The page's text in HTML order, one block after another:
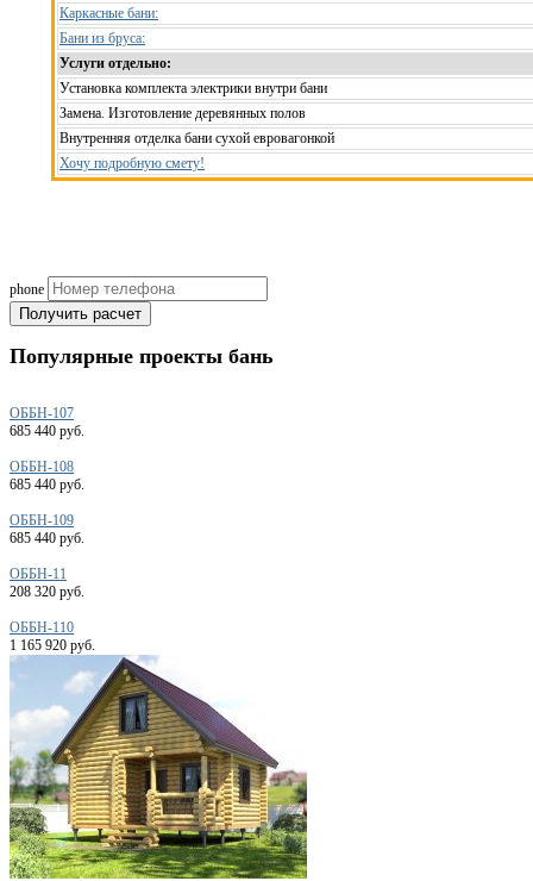
Каркасные бани:
Бани из бруса:
Услуги отдельно:
Установка комплекта электрики внутри бани
Замена. Изготовление деревянных полов
Внутренняя отделка бани сухой евровагонкой
Хочу подробную смету!
phone
Получить расчет
Популярные проекты бань
ОББН-107
685 440 руб.
ОББН-108
685 440 руб.
ОББН-109
685 440 руб.
ОББН-11
208 320 руб.
ОББН-110
1 165 920 руб.